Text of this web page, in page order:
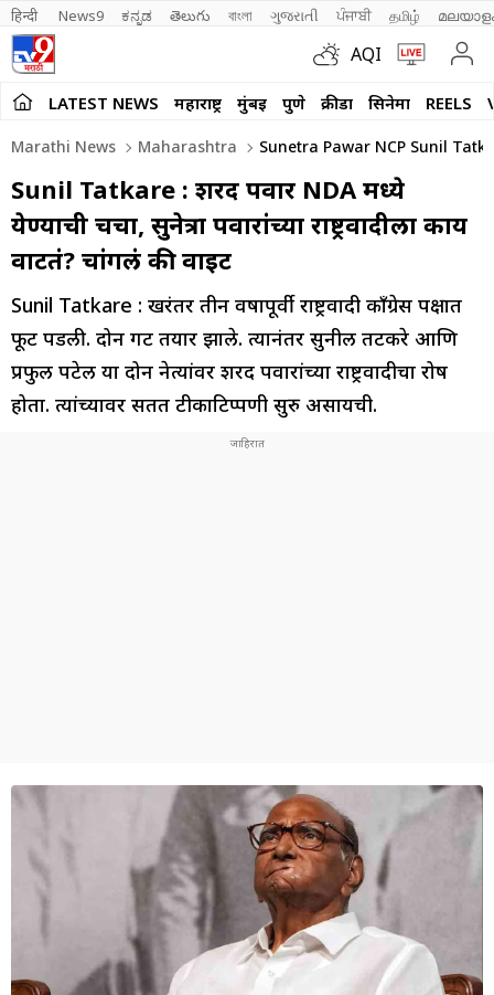
हिन्दी News9 ಕನ್ನಡ తెలుగు বাংলা ગુજરાતી ਪੰਜਾਬੀ தமிழ்
AQI
LATEST NEWS महाराष्ट्र मुंबई पुणे क्रीडा सिनेमा REELS
Marathi News Maharashtra Sunetra Pawar NCP Sunil
Sunil Tatkare : शरद पवार NDA मध्ये
येण्याची चर्चा, सुनेत्रा पवारांच्या राष्ट्रवादीला काय
वाटतं? चांगलं की वाईट
Sunil Tatkare : खरंतर तीन वर्षांपूर्वी राष्ट्रवादी काँग्रेस पक्षात
फूट पडली. दोन गट तयार झाले. त्यानंतर सुनील तटकरे आणि
प्रफुल पटेल या दोन नेत्यांवर शरद पवारांच्या राष्ट्रवादीचा रोष
होता. त्यांच्यावर सतत टीकाटिप्पणी सुरु असायची.